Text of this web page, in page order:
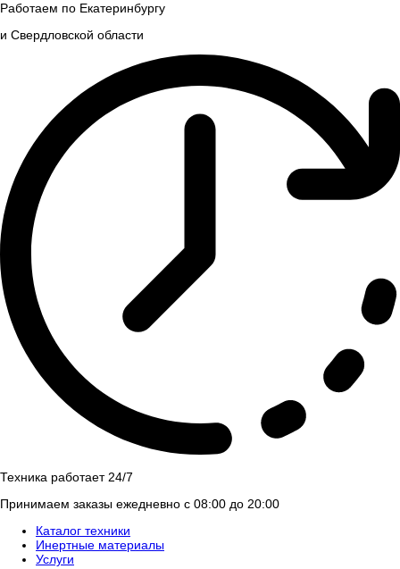
Работаем по Екатеринбургу
и Свердловской области
Техника работает 24/7
Принимаем заказы ежедневно с 08:00 до 20:00
Каталог техники
Инертные материалы
Услуги